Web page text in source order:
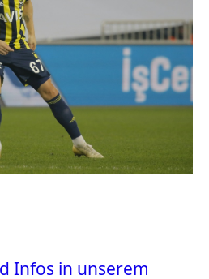
Infos in unserem